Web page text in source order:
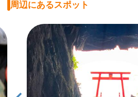
周辺にあるスポット